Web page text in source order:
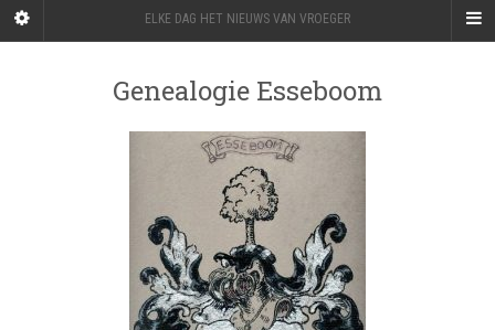
ELKE DAG HET NIEUWS VAN VROEGER
Genealogie Esseboom